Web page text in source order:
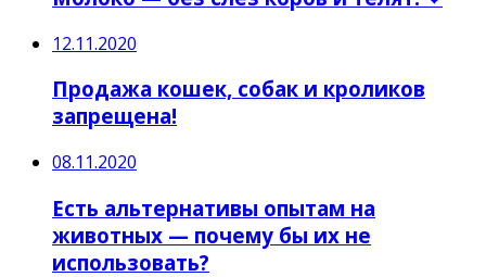
12.11.2020
Продажа кошек, собак и кроликов
запрещена!
08.11.2020
Есть альтернативы опытам на
животных — почему бы их не
использовать?